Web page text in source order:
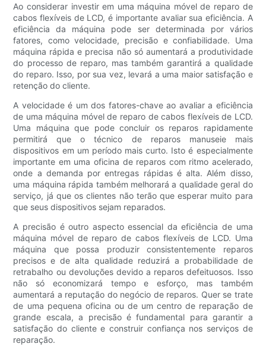
Ao considerar investir em uma máquina móvel de reparo de
cabos flexíveis de LCD, é importante avaliar sua eficiência. A
eficiência da máquina pode ser determinada por vários
fatores, como velocidade, precisão e confiabilidade. Uma
máquina rápida e precisa não só aumentará a produtividade
do processo de reparo, mas também garantirá a qualidade
do reparo. Isso, por sua vez, levará a uma maior satisfação e
retenção do cliente.
A velocidade é um dos fatores-chave ao avaliar a eficiência
de uma máquina móvel de reparo de cabos flexíveis de LCD.
Uma máquina que pode concluir os reparos rapidamente
permitirá que o técnico de reparos manuseie mais
dispositivos em um período mais curto. Isto é especialmente
importante em uma oficina de reparos com ritmo acelerado,
onde a demanda por entregas rápidas é alta. Além disso,
uma máquina rápida também melhorará a qualidade geral do
serviço, já que os clientes não terão que esperar muito para
que seus dispositivos sejam reparados.
A precisão é outro aspecto essencial da eficiência de uma
máquina móvel de reparo de cabos flexíveis de LCD. Uma
máquina que possa produzir consistentemente reparos
precisos e de alta qualidade reduzirá a probabilidade de
retrabalho ou devoluções devido a reparos defeituosos. Isso
não só economizará tempo e esforço, mas também
aumentará a reputação do negócio de reparos. Quer se trate
de uma pequena oficina ou de um centro de reparação de
grande escala, a precisão é fundamental para garantir a
satisfação do cliente e construir confiança nos serviços de
reparação.